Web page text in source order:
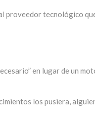
proveedor tecnológico
en lugar de un
los pusiera,